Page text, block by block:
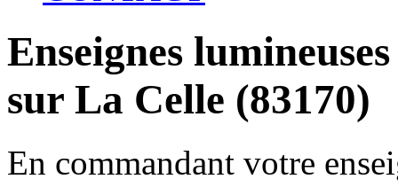
Enseignes
sur La Celle (83170)
En commandant votre